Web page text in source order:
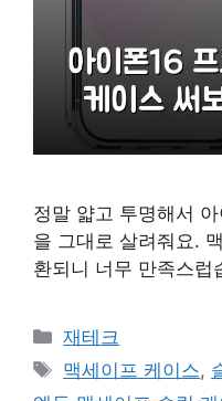
정말 얇고 투명해서
을 그대로 살려줘요.
환되니 너무 만족스럽
카
테
재테크
태
그
맥세이프 케이스,